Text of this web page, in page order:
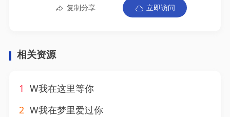
复制分享 立即访问
相关资源
1 W我在这里等你
2 W我在梦里爱过你